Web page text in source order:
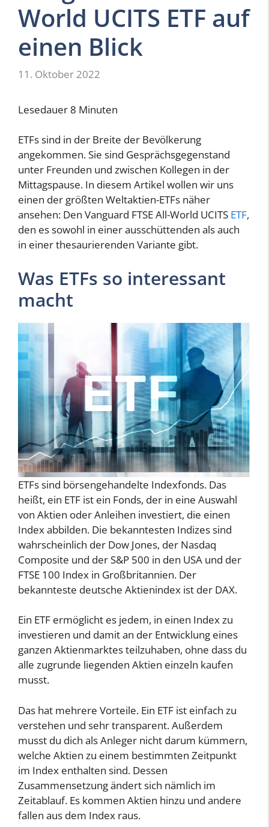
World UCITS ETF auf
einen Blick
11. Oktober 2022
Lesedauer 8 Minuten
ETFs sind in der Breite der Bevölkerung
angekommen. Sie sind Gesprächsgegenstand
unter Freunden und zwischen Kollegen in der
Mittagspause. In diesem Artikel wollen wir uns
einen der größten Weltaktien-ETFs näher
ansehen: Den Vanguard FTSE All-World UCITS ETF,
den es sowohl in einer ausschüttenden als auch
in einer thesaurierenden Variante gibt.
Was ETFs so interessant
macht
ETFs sind börsengehandelte Indexfonds. Das
heißt, ein ETF ist ein Fonds, der in eine Auswahl
von Aktien oder Anleihen investiert, die einen
Index abbilden. Die bekanntesten Indizes sind
wahrscheinlich der Dow Jones, der Nasdaq
Composite und der S&P 500 in den USA und der
FTSE 100 Index in Großbritannien. Der
bekannteste deutsche Aktienindex ist der DAX.
Ein ETF ermöglicht es jedem, in einen Index zu
investieren und damit an der Entwicklung eines
ganzen Aktienmarktes teilzuhaben, ohne dass du
alle zugrunde liegenden Aktien einzeln kaufen
musst.
Das hat mehrere Vorteile. Ein ETF ist einfach zu
verstehen und sehr transparent. Außerdem
musst du dich als Anleger nicht darum kümmern,
welche Aktien zu einem bestimmten Zeitpunkt
im Index enthalten sind. Dessen
Zusammensetzung ändert sich nämlich im
Zeitablauf. Es kommen Aktien hinzu und andere
fallen aus dem Index raus.